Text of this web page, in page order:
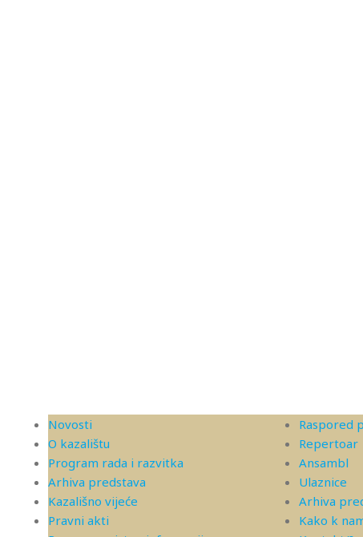
Novosti
O kazalištu
Program rada i razvitka
Arhiva predstava
Kazališno vijeće
Pravni akti
Raspored
Repertoar
Ansambl
Ulaznice
Arhiva
Kako k